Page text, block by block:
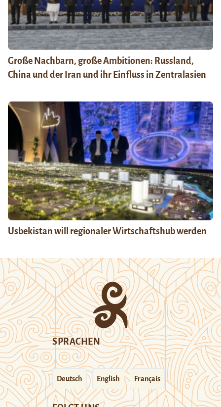
Große Nachbarn, große Ambitionen: Russland,
China und der Iran und ihr Einfluss in Zentralasien
Usbekistan will regionaler Wirtschaftshub werden
SPRACHEN
Deutsch English Français